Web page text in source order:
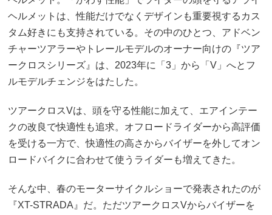
ヘルメットは、性能だけでなくデザインも重要視するカス
タム好きにも支持されている。その中のひとつ、アドベン
チャーツアラーやトレールモデルのオーナー向けの『ツア
ークロスシリーズ』は、2023年に「3」から「V」へとフ
ルモデルチェンジをはたした。
ツアークロスVは、頭を守る性能に加えて、エアインテー
クの改良で快適性も追求。オフロードライダーから高評価
を受ける一方で、快適性の高さからバイザーを外してオン
ロードバイクに合わせて使うライダーも増えてきた。
そんな中、春のモーターサイクルショーで発表されたのが
『XT-STRADA』だ。ただツアークロスVからバイザーを